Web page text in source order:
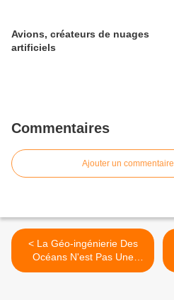
Avions, créateurs de nuages
artificiels
Commentaires
Ajouter un commentaire
< La Géo-ingénierie Des
Océans N'est Pas Une
Solution Climatique